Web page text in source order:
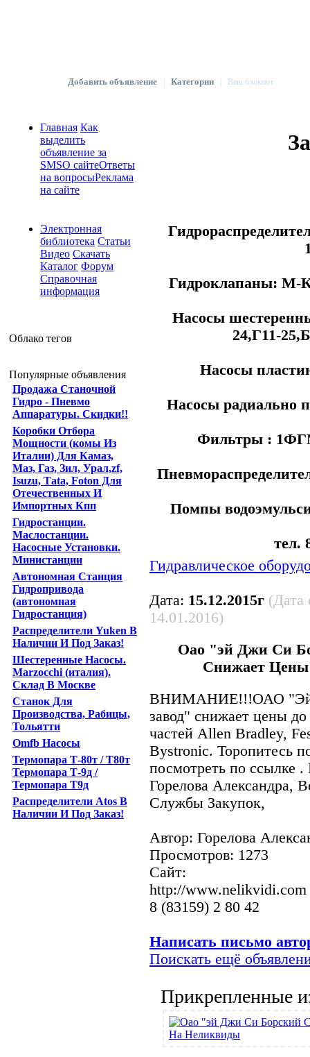
Добавить объявление| Категории| Ваш блокнот
Главная Как
выделить
объявление за
SMSО сайтеОтветы
на вопросыРеклама
на сайте
Электронная
библиотека Статьи
Видео Скачать
Каталог Форум
Справочная
информация
Облако тегов
Популярные объявления
Продажа Станочной
Гидро - Пневмо
Аппаратуры. Скидки!!
Коробки Отбора
Мощности (комы Из
Италии) Для Камаз,
Маз, Газ, Зил, Урал,zf,
Isuzu, Tаtа, Foton Для
Отечественных И
Импортных Кпп
Гидростанции.
Маслостанции.
Насосные Установки.
Министанции
Автономная Станция
Гидропривода
(автономная
Гидростанция)
Распределители Yuken В
Наличии И Под Заказ!
Шестеренные Насосы.
Marzocchi (италия).
Склад В Москве
Станок Для
Производства, Рабицы,
Тольятти
Omfb Насосы
Термопара Т-80т / Т80т
Термопара Т-9д /
Термопара Т9д
Распределители Аtos В
Наличии И Под Заказ!
Гидроклапаны:
Насосы
24,Г11-
Насосы
Насосы радиально
Фильтры :
Помпы
тел.
Гидравлическое
Дата: 15.12.2015г (Дата
14.01.2016)
Оао "эй Джи Си
Снижает
ВНИМАНИЕ!!!ОАО "Эй
завод" снижает цены
частей Allen Bradley,
Bystronic. Торопитесь
посмотреть по ссылке
Горелова Александра,
Службы Закупок,
Автор: Горелова
Просмотров: 1273
Сайт:
http://www.nelikvidi.com
8 (83159) 2 80 42
Написать письмо
Поискать ещё
Прикрепленные